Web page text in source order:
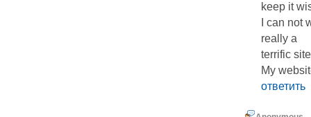
keep it
I can not
really a
terrific
My
ответить